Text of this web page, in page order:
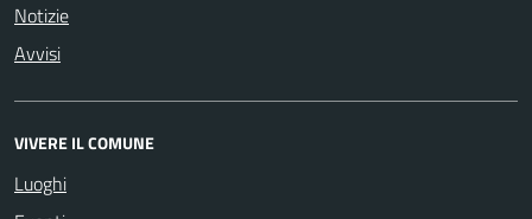
Notizie
Avvisi
VIVERE IL COMUNE
Luoghi